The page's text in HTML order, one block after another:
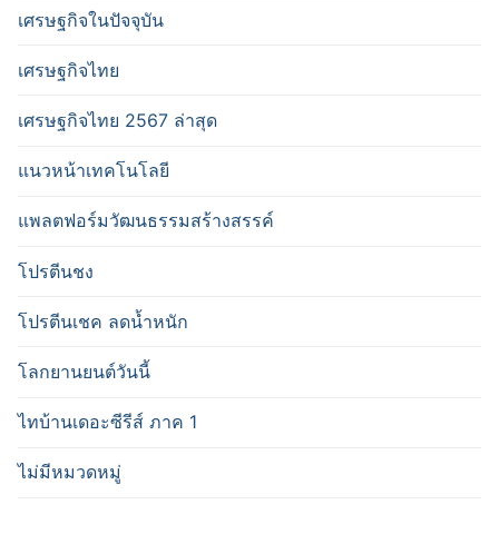
เศรษฐกิจในปัจจุบัน
เศรษฐกิจไทย
เศรษฐกิจไทย 2567 ล่าสุด
แนวหน้าเทคโนโลยี
แพลตฟอร์มวัฒนธรรมสร้างสรรค์
โปรตีนชง
โปรตีนเชค ลดน้ำหนัก
โลกยานยนต์วันนี้
ไทบ้านเดอะซีรีส์ ภาค 1
ไม่มีหมวดหมู่